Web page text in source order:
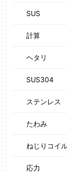
SUS
計算
ヘタリ
SUS304
ステンレス
たわみ
ねじりコイ
応力